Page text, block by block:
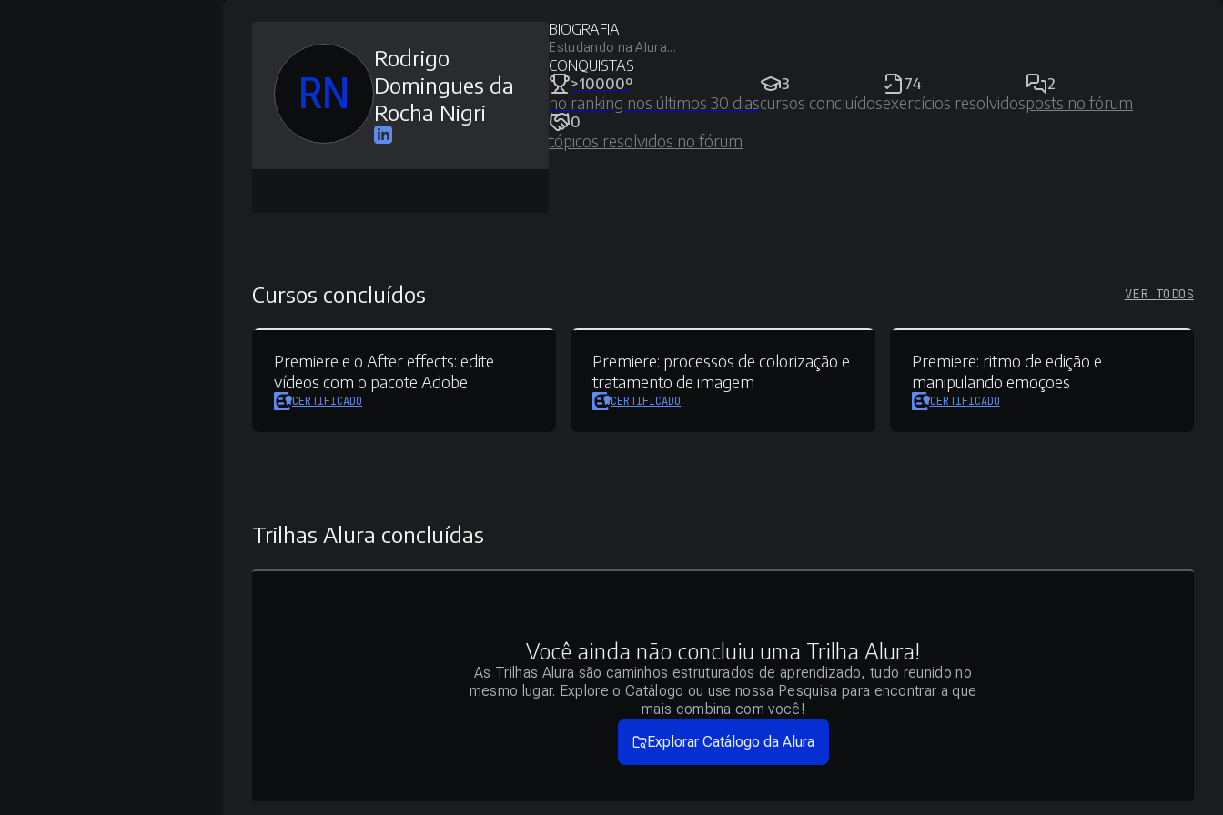
RN
Rodrigo
Domingues da
Rocha Nigri
BIOGRAFIA
Estudando na Alura...
CONQUISTAS
>10000º
no ranking nos últimos 30 dias
3
cursos concluídos
74
exercícios resolvidos
2
posts no fórum
0
tópicos resolvidos no fórum
Cursos concluídos VER TODOS
Premiere e o After effects: edite
vídeos com o pacote Adobe
CERTIFICADO
Premiere: processos de colorização e
tratamento de imagem
CERTIFICADO
Premiere: ritmo de edição e
manipulando emoções
CERTIFICADO
Trilhas Alura concluídas
Você ainda não concluiu uma Trilha Alura!
As Trilhas Alura são caminhos estruturados de aprendizado, tudo reunido no
mesmo lugar. Explore o Catálogo ou use nossa Pesquisa para encontrar a que
mais combina com você!
Explorar Catálogo da Alura